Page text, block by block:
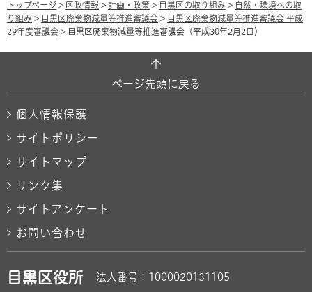
トップページ > 区政情報 > 計画・政策 > 目黒区の取り組み > 自然・環境への取
り組み > 目黒区廃棄物減量等推進審議会 > 目黒区廃棄物減量等推進審議会 平成
29年度審議会 > 目黒区廃棄物減量等推進審議会（平成30年2月2日）
ページ先頭に戻る
個人情報保護
サイトポリシー
サイトマップ
リンク集
サイトアンケート
お問い合わせ
目黒区役所 法人番号：1000020131105